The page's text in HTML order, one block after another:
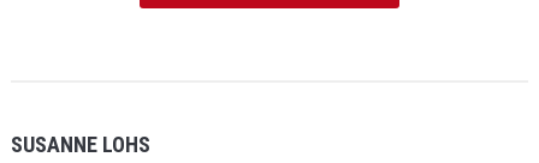
SUSANNE LOHS